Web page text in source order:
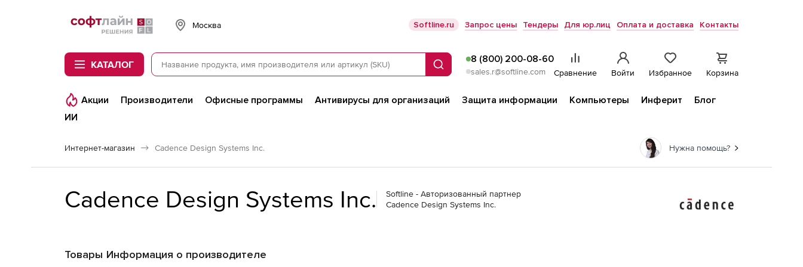
Softline
Москва Softline.ru Запрос цены Тендеры Для юр.лиц Оплата и доставка Контакты
КАТАЛОГ Поиск
8 (800) 200-08-60
sales.r@softline.com Сравнение Войти Избранное Корзина
Акции Производители Офисные программы Антивирусы для организаций Защита информации Компьютеры Инферит
Блог
ИИ
Интернет-магазин Cadence Design Systems Inc. Нужна помощь?
Cadence Design Systems Inc.
Softline - Авторизованный партнер
Cadence Design Systems Inc.
Товары Информация о производителе